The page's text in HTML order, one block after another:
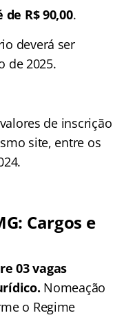
R$ 90,00.
deverá ser
de 2025.
de inscrição
site, entre os
Cargos e
03 vagas
Nomeação
o Regime